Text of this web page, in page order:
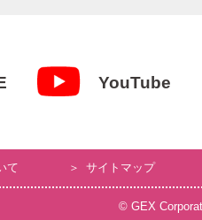
YouTube
て サイトマップ
© GEX